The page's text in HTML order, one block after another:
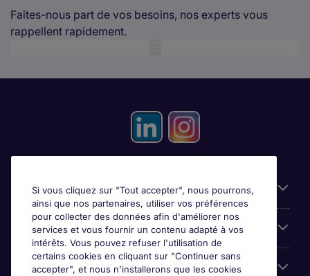
Faites-nous part de vos besoins, nos experts vous
rappellent rapidement.
Candidats
Entreprises
Contact
Si vous cliquez sur "Tout accepter", nous pourrons,
ainsi que nos partenaires, utiliser vos préférences
pour collecter des données afin d'améliorer nos
services et vous fournir un contenu adapté à vos
intérêts. Vous pouvez refuser l'utilisation de
certains cookies en cliquant sur "Continuer sans
accepter", et nous n'installerons que les cookies